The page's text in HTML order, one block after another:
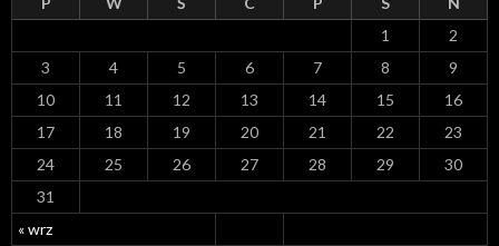
« wrz
1
2
3
4 5 6 7 8
9
10
11 12 13 14 15
16
17
18 19 20 21 22
23
24
25 26 27 28 29
30
31